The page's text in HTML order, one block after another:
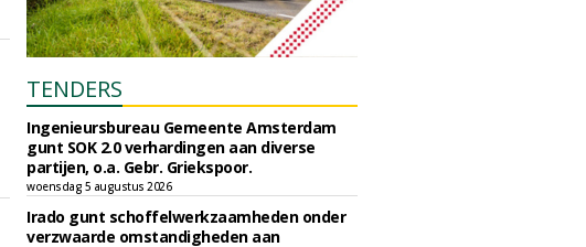
TENDERS
Ingenieursbureau Gemeente Amsterdam
gunt SOK 2.0 verhardingen aan diverse
partijen, o.a. Gebr. Griekspoor.
woensdag 5 augustus 2026
Irado gunt schoffelwerkzaamheden onder
verzwaarde omstandigheden aan